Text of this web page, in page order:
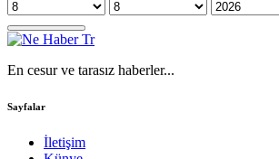
En cesur ve tarasız haberler...
Sayfalar
İletişim